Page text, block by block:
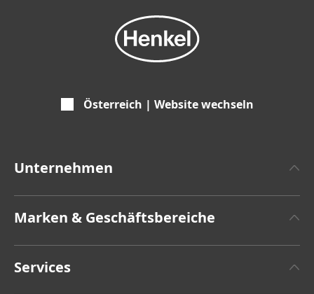
Österreich | Website wechseln
Unternehmen
Pressemitteilungen
Marken & Geschäftsbereiche
Services